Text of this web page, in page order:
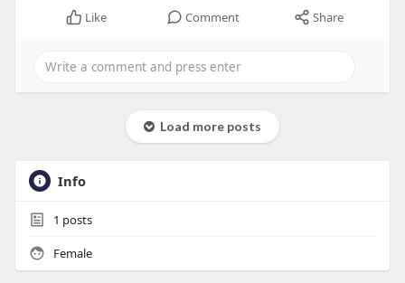
Like Comment Share
Load more posts
Info
1 posts
Female